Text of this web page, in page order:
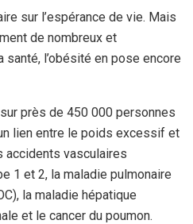
sur l’espérance de vie. Mais
de nombreux et
l’obésité en pose encore
près de 450 000 personnes
lien entre le poids excessif et
accidents vasculaires
1 et 2, la maladie pulmonaire
la maladie hépatique
et le cancer du poumon.